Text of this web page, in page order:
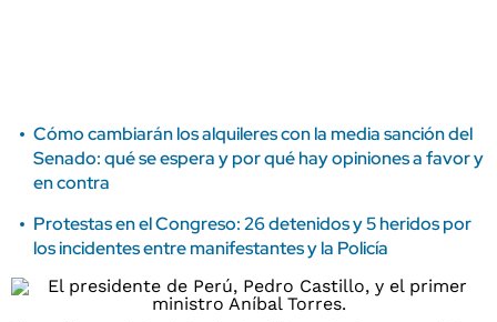
Cómo cambiarán los alquileres con la media sanción del
Senado: qué se espera y por qué hay opiniones a favor y
en contra
Protestas en el Congreso: 26 detenidos y 5 heridos por
los incidentes entre manifestantes y la Policía